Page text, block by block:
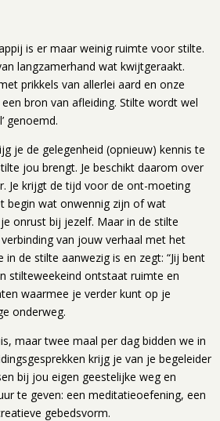
is er maar weinig ruimte voor stilte.
langzamerhand wat kwijtgeraakt.
prikkels van allerlei aard en onze
bron van afleiding. Stilte wordt wel
genoemd.
je de gelegenheid (opnieuw) kennis te
jou brengt. Je beschikt daarom over
Je krijgt de tijd voor de ont-moeting
begin wat onwennig zijn of wat
onrust bij jezelf. Maar in de stilte
van jouw verhaal met het
in de stilte aanwezig is en zegt: “Jij bent
stilteweekeind ontstaat ruimte en
waarmee je verder kunt op je
onderweg.
maar twee maal per dag bidden we in
krijg je van je begeleider
bij jou eigen geestelijke weg en
te geven: een meditatieoefening, een
gebedsvorm.